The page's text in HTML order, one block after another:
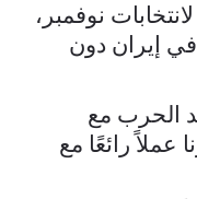
نوفمبر،
في إيران دون
الحرب مع
عملاً رائعًا مع